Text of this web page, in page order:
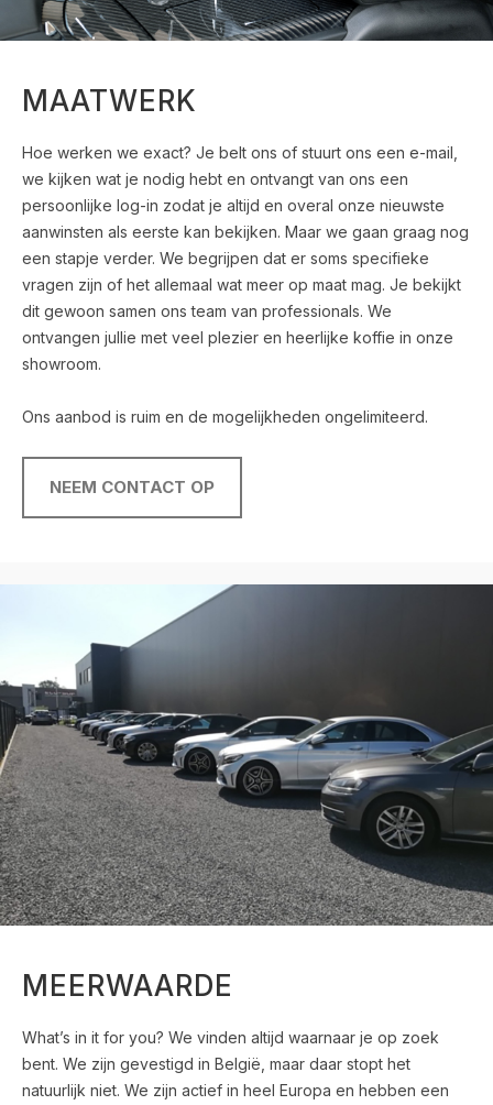
MAATWERK
Hoe werken we exact? Je belt ons of stuurt ons een e-mail,
we kijken wat je nodig hebt en ontvangt van ons een
persoonlijke log-in zodat je altijd en overal onze nieuwste
aanwinsten als eerste kan bekijken. Maar we gaan graag nog
een stapje verder. We begrijpen dat er soms specifieke
vragen zijn of het allemaal wat meer op maat mag. Je bekijkt
dit gewoon samen ons team van professionals. We
ontvangen jullie met veel plezier en heerlijke koffie in onze
showroom.
Ons aanbod is ruim en de mogelijkheden ongelimiteerd.
NEEM CONTACT OP
MEERWAARDE
What’s in it for you? We vinden altijd waarnaar je op zoek
bent. We zijn gevestigd in België, maar daar stopt het
natuurlijk niet. We zijn actief in heel Europa en hebben een